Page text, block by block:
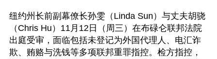
纽约州长前副幕僚长孙雯（Linda Sun）与丈夫胡骁
（Chris Hu）11月12日（周三）在布碌仑联邦法院
出庭受审，面临包括未登记为外国代理人、电汇诈
欺、贿赂与洗钱等多项联邦重罪指控。检方指控，